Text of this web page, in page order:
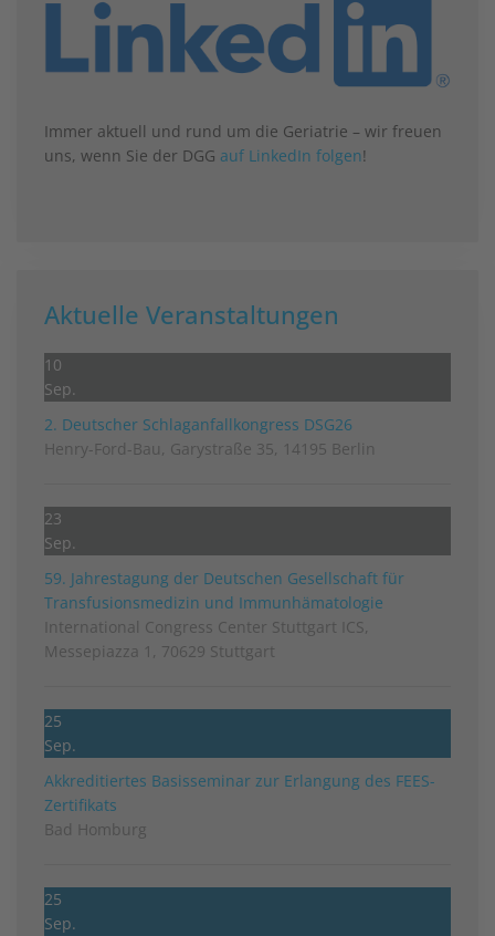
Immer aktuell und rund um die Geriatrie – wir freuen
uns, wenn Sie der DGG auf LinkedIn folgen!
Aktuelle Veranstaltungen
10
Sep.
2. Deutscher Schlag­anfall­kongress DSG26
Henry-Ford-Bau, Garystraße 35, 14195 Berlin
23
Sep.
59. Jahrestagung der Deutschen Gesellschaft für
Transfusionsmedizin und Immunhämatologie
International Congress Center Stuttgart ICS,
Messepiazza 1, 70629 Stuttgart
25
Sep.
Akkreditiertes Basisseminar zur Erlangung des FEES-
Zertifikats
Bad Homburg
25
Sep.